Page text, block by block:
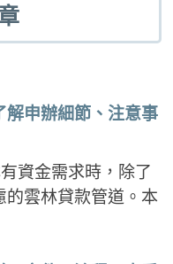
解申辦細節、注意事
資金需求時，除了
雲林貸款管道。本